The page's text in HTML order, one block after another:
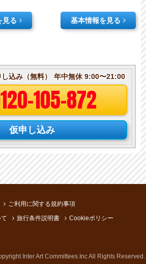
基本情報を見る
見る
込み（無料） 年中無休 9:00〜21:00
105-872
仮申し込み
ご利用に関する規約事項
旅行条件説明書
Cookieポリシー
Inter Art Committees.Inc All Rights Reserved.